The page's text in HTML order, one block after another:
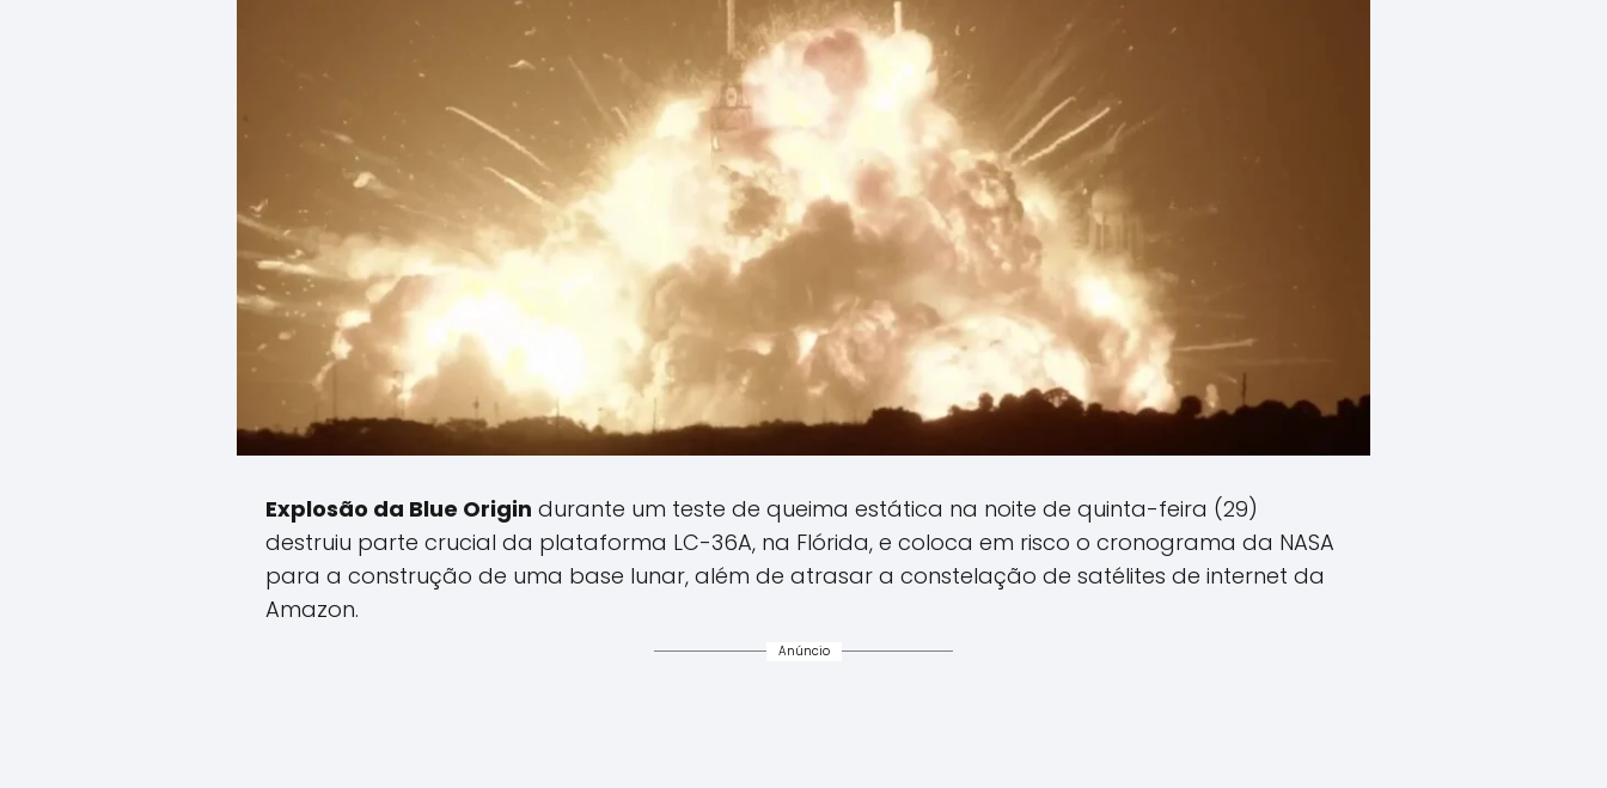
Explosão da Blue Origin durante um teste de queima estática na noite de quinta-feira (29)
destruiu parte crucial da plataforma LC-36A, na Flórida, e coloca em risco o cronograma da NASA
para a construção de uma base lunar, além de atrasar a constelação de satélites de internet da
Amazon.
Anúncio